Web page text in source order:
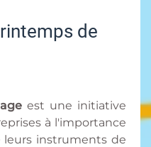
de
est une initiative
à l'importance
leurs instruments de